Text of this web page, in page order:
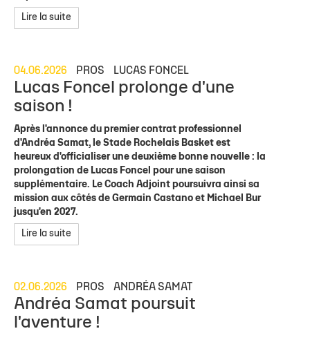
Lire la suite
04.06.2026 PROS LUCAS FONCEL
Lucas Foncel prolonge d'une
saison !
Après l'annonce du premier contrat professionnel
d'Andréa Samat, le Stade Rochelais Basket est
heureux d'officialiser une deuxième bonne nouvelle : la
prolongation de Lucas Foncel pour une saison
supplémentaire. Le Coach Adjoint poursuivra ainsi sa
mission aux côtés de Germain Castano et Michael Bur
jusqu'en 2027.
Lire la suite
02.06.2026 PROS ANDRÉA SAMAT
Andréa Samat poursuit
l'aventure !